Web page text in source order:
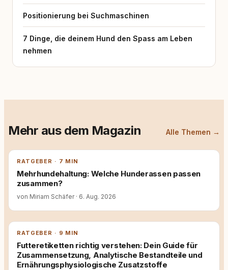
Positionierung bei Suchmaschinen
7 Dinge, die deinem Hund den Spass am Leben
nehmen
Mehr aus dem Magazin Alle Themen →
RATGEBER · 7 MIN
Mehrhundehaltung: Welche Hunderassen passen
zusammen?
von Miriam Schäfer · 6. Aug. 2026
RATGEBER · 9 MIN
Futteretiketten richtig verstehen: Dein Guide für
Zusammensetzung, Analytische Bestandteile und
Ernährungsphysiologische Zusatzstoffe